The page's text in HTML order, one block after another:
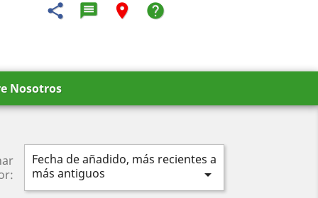
share message-reply-text
room help
Nosotros
Fecha de añadido, más recientes a
más antiguos
